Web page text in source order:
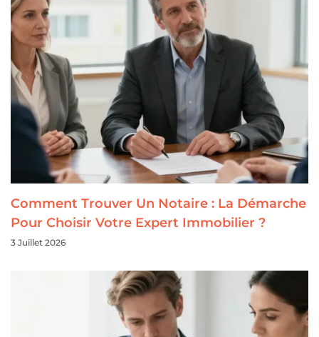
Comment Trouver Un Notaire : La Démarche
Pour Choisir Votre Expert Immobilier ?
3 Juillet 2026